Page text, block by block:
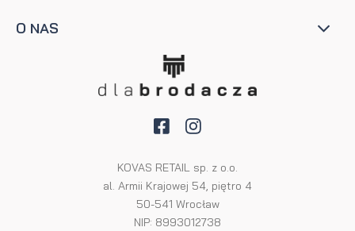
O NAS
KOVAS RETAIL sp. z o.o.
al. Armii Krajowej 54, piętro 4
50-541 Wrocław
NIP: 8993012738